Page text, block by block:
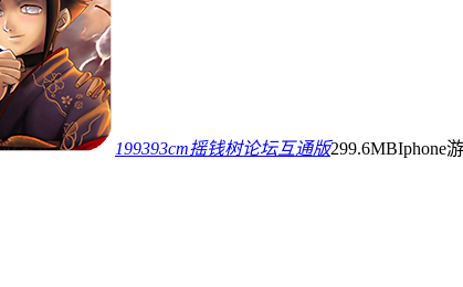
199393cm摇钱树论坛互通版299.6MBIphone